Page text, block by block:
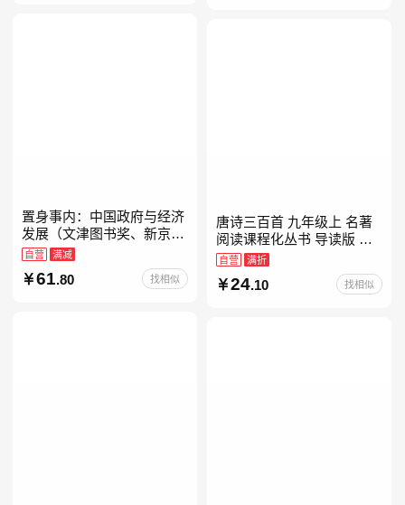
置身事内：中国政府与经济
发展（文津图书奖、新京报
年度通识写作获奖作品，罗
永浩、罗振宇、何帆、刘格
菘、张军、周黎安、王烁联
自营 满减
61 .80 找相似
唐诗三百首 九年级上 名著
阅读课程化丛书 导读版 人
民教育出版社
自营 满折
24.10 找相似